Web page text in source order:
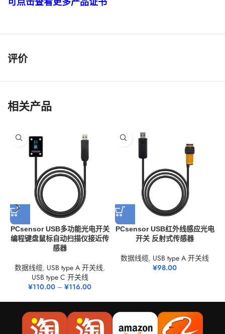
评价
相关产品
PCsensor USB多功能光电开关
编程键盘鼠标自动扫描仪接近传
感器
数据线缆, USB type A 开关线,
USB type C 开关线
¥110.00 –¥116.00
PCsensor USB红外线感应光电
开关 反射式传感器
数据线缆, USB type A 开关线
¥98.00